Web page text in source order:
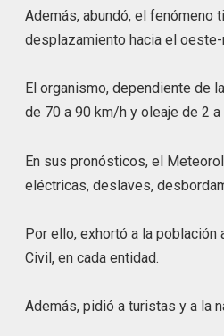
Además, abundó, el
desplazamiento hacia el
El organismo, dependiente de
de 70 a 90 km/h y oleaje de 2
En sus pronósticos, el
eléctricas, deslaves,
Por ello, exhortó a la
Civil, en cada entidad.
Además, pidió a turistas y a la